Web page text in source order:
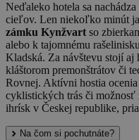
Neďaleko hotela sa
cieľov. Len niekoľko minút
zámku Kynžvart so
alebo k tajomnému
Kladská. Za návštevu stojí aj
kláštorom premonštrátov či
Rovnej. Aktívni hostia
cyklistických trás či
ihrísk v Českej republike,
Na čom si pochutnáte?